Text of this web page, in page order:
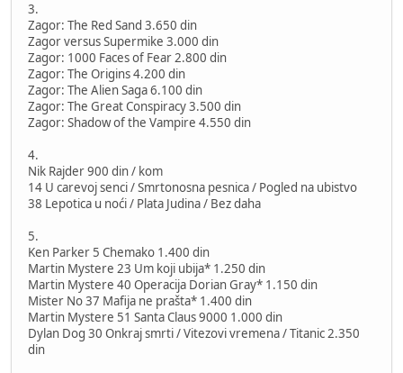
3.
Zagor: The Red Sand 3.650 din
Zagor versus Supermike 3.000 din
Zagor: 1000 Faces of Fear 2.800 din
Zagor: The Origins 4.200 din
Zagor: The Alien Saga 6.100 din
Zagor: The Great Conspiracy 3.500 din
Zagor: Shadow of the Vampire 4.550 din
4.
Nik Rajder 900 din / kom
14 U carevoj senci / Smrtonosna pesnica / Pogled na ubistvo
38 Lepotica u noći / Plata Judina / Bez daha
5.
Ken Parker 5 Chemako 1.400 din
Martin Mystere 23 Um koji ubija* 1.250 din
Martin Mystere 40 Operacija Dorian Gray* 1.150 din
Mister No 37 Mafija ne prašta* 1.400 din
Martin Mystere 51 Santa Claus 9000 1.000 din
Dylan Dog 30 Onkraj smrti / Vitezovi vremena / Titanic 2.350
din